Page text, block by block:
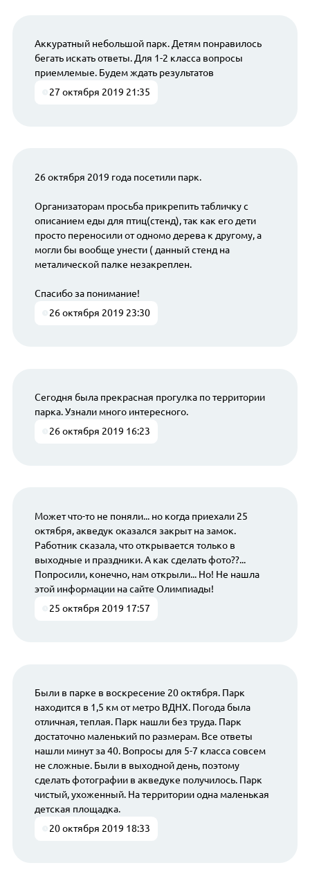
Аккуратный небольшой парк. Детям понравилось
бегать искать ответы. Для 1-2 класса вопросы
приемлемые. Будем ждать результатов
27 октября 2019 21:35
26 октября 2019 года посетили парк.
Организаторам просьба прикрепить табличку с
описанием еды для птиц(стенд), так как его дети
просто переносили от одномо дерева к другому, а
могли бы вообще унести ( данный стенд на
металической палке незакреплен.
Спасибо за понимание!
26 октября 2019 23:30
Сегодня была прекрасная прогулка по территории
парка. Узнали много интересного.
26 октября 2019 16:23
Может что-то не поняли... но когда приехали 25
октября, акведук оказался закрыт на замок.
Работник сказала, что открывается только в
выходные и праздники. А как сделать фото??...
Попросили, конечно, нам открыли... Но! Не нашла
этой информации на сайте Олимпиады!
25 октября 2019 17:57
Были в парке в воскресение 20 октября. Парк
находится в 1,5 км от метро ВДНХ. Погода была
отличная, теплая. Парк нашли без труда. Парк
достаточно маленький по размерам. Все ответы
нашли минут за 40. Вопросы для 5-7 класса совсем
не сложные. Были в выходной день, поэтому
сделать фотографии в акведуке получилось. Парк
чистый, ухоженный. На территории одна маленькая
детская площадка.
20 октября 2019 18:33